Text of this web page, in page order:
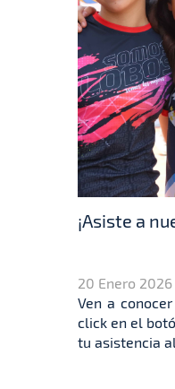
¡Asiste a
20 Enero 2026
Ven a
click en el
tu asistencia